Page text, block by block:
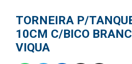
TORNEIRA P/
10CM C/BICO
VIQUA